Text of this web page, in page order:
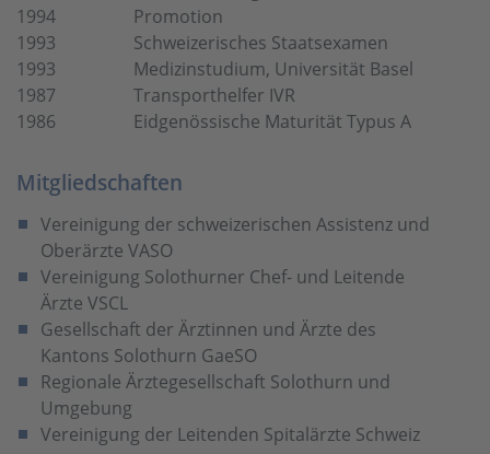
1994
Promotion
1993
Schweizerisches Staatsexamen
1993
Medizinstudium, Universität Basel
1987
Transporthelfer IVR
1986
Eidgenössische Maturität Typus A
Mitgliedschaften
Vereinigung der schweizerischen Assistenz und
Oberärzte VASO
Vereinigung Solothurner Chef- und Leitende
Ärzte VSCL
Gesellschaft der Ärztinnen und Ärzte des
Kantons Solothurn GaeSO
Regionale Ärztegesellschaft Solothurn und
Umgebung
Vereinigung der Leitenden Spitalärzte Schweiz